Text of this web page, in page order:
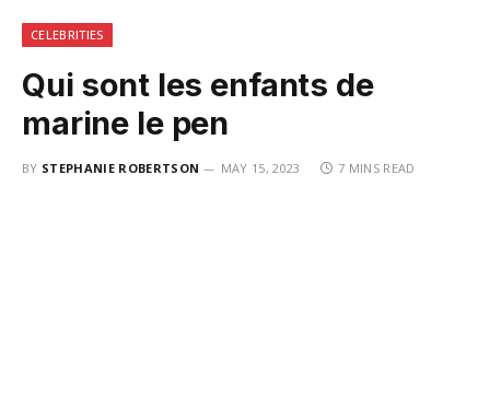
CELEBRITIES
Qui sont les enfants de
marine le pen
BY STEPHANIE ROBERTSON MAY 15, 2023 7 MINS READ